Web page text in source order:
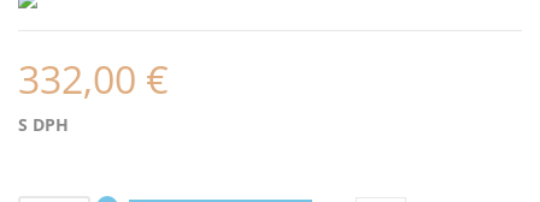
332,00 €
S DPH